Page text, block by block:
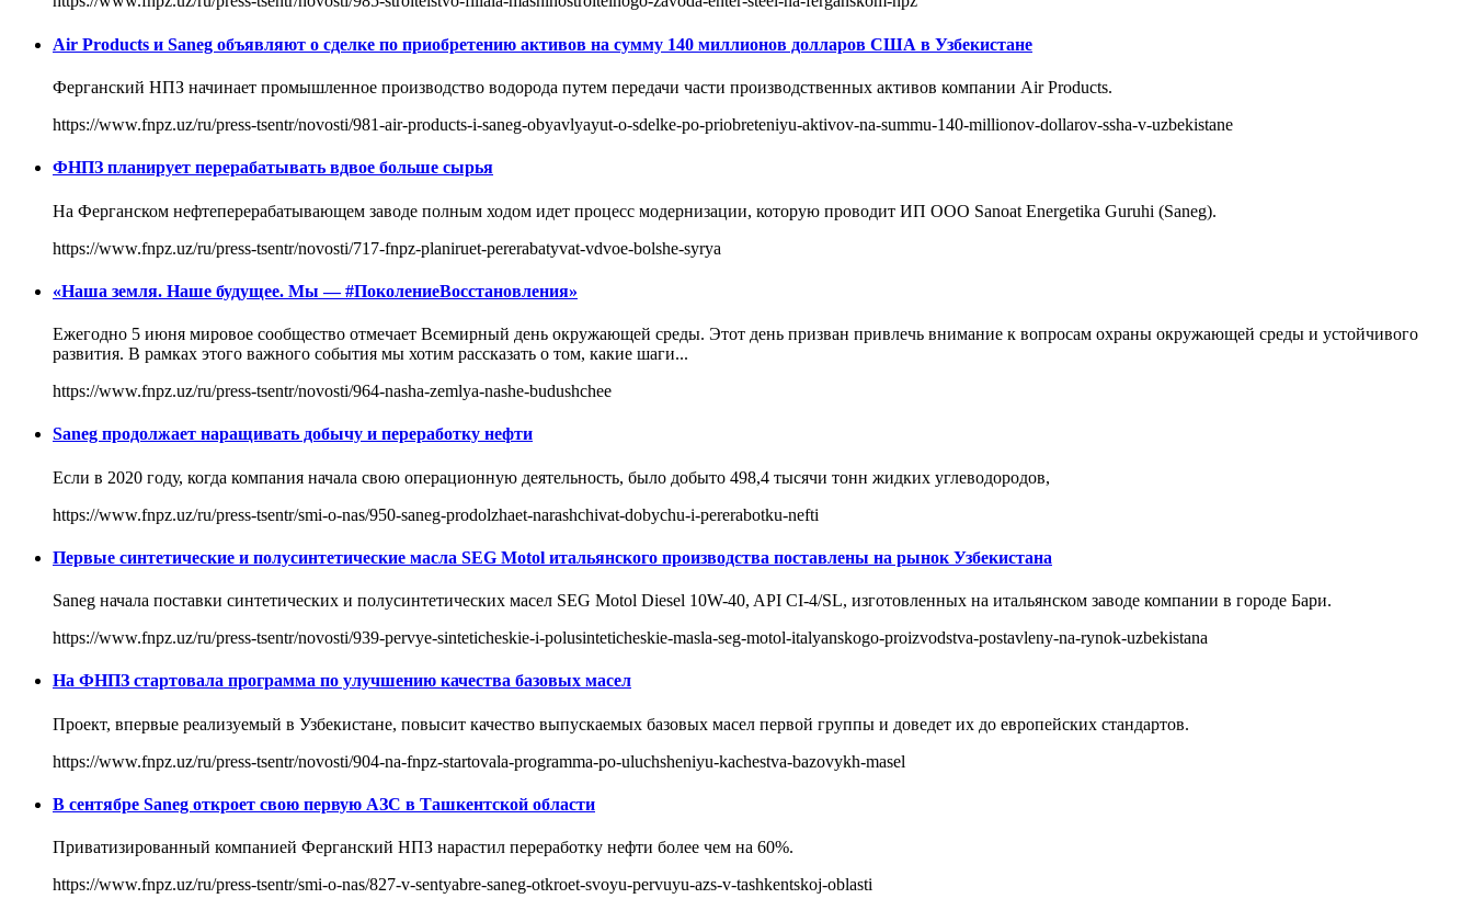
Air Products и Saneg объявляют о сделке по приобретению активов на сумму 140 миллионов долларов США в Узбекистане
Ферганский НПЗ начинает промышленное производство водорода путем передачи части производственных активов компании Air Products.
https://www.fnpz.uz/ru/press-tsentr/novosti/981-air-products-i-saneg-obyavlyayut-o-sdelke-po-priobreteniyu-aktivov-na-summu-140-millionov-dollarov-ssha-v-uzbekistane
ФНПЗ планирует перерабатывать вдвое больше сырья
На Ферганском нефтеперерабатывающем заводе полным ходом идет процесс модернизации, которую проводит ИП ООО Sanoat Energetika Guruhi (Saneg).
https://www.fnpz.uz/ru/press-tsentr/novosti/717-fnpz-planiruet-pererabatyvat-vdvoe-bolshe-syrya
«Наша земля. Наше будущее. Мы — #ПоколениеВосстановления»
Ежегодно 5 июня мировое сообщество отмечает Всемирный день окружающей среды. Этот день призван привлечь внимание к вопросам охраны окружающей среды и устойчивого
развития. В рамках этого важного события мы хотим рассказать о том, какие шаги...
https://www.fnpz.uz/ru/press-tsentr/novosti/964-nasha-zemlya-nashe-budushchee
Saneg продолжает наращивать добычу и переработку нефти
Если в 2020 году, когда компания начала свою операционную деятельность, было добыто 498,4 тысячи тонн жидких углеводородов,
https://www.fnpz.uz/ru/press-tsentr/smi-o-nas/950-saneg-prodolzhaet-narashchivat-dobychu-i-pererabotku-nefti
Первые синтетические и полусинтетические масла SEG Motol итальянского производства поставлены на рынок Узбекистана
Saneg начала поставки синтетических и полусинтетических масел SEG Motol Diesel 10W-40, API CI-4/SL, изготовленных на итальянском заводе компании в городе Бари.
https://www.fnpz.uz/ru/press-tsentr/novosti/939-pervye-sinteticheskie-i-polusinteticheskie-masla-seg-motol-italyanskogo-proizvodstva-postavleny-na-rynok-uzbekistana
На ФНПЗ стартовала программа по улучшению качества базовых масел
Проект, впервые реализуемый в Узбекистане, повысит качество выпускаемых базовых масел первой группы и доведет их до европейских стандартов.
https://www.fnpz.uz/ru/press-tsentr/novosti/904-na-fnpz-startovala-programma-po-uluchsheniyu-kachestva-bazovykh-masel
В сентябре Saneg откроет свою первую АЗС в Ташкентской области
Приватизированный компанией Ферганский НПЗ нарастил переработку нефти более чем на 60%.
https://www.fnpz.uz/ru/press-tsentr/smi-o-nas/827-v-sentyabre-saneg-otkroet-svoyu-pervuyu-azs-v-tashkentskoj-oblasti